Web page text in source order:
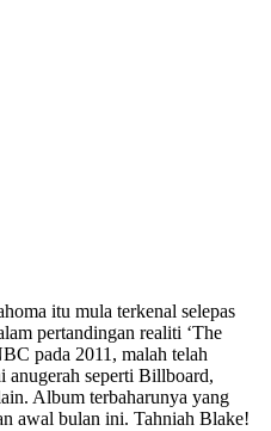
itu mula terkenal selepas
pertandingan realiti ‘The
pada 2011, malah telah
anugerah seperti Billboard,
Album terbaharunya yang
awal bulan ini. Tahniah Blake!